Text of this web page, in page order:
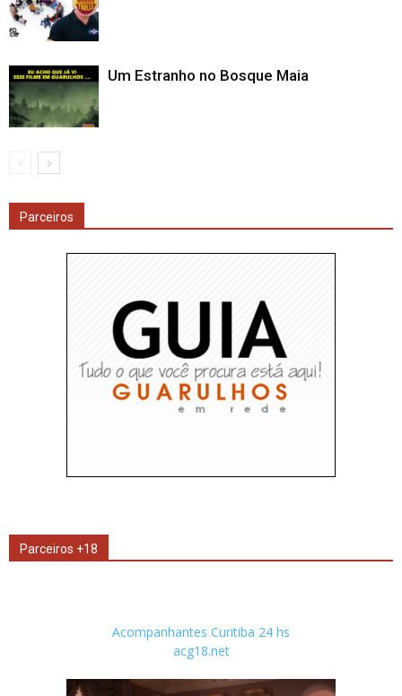
Um Estranho no Bosque Maia
Parceiros
Parceiros +18
Acompanhantes Curitiba 24 hs
acg18.net